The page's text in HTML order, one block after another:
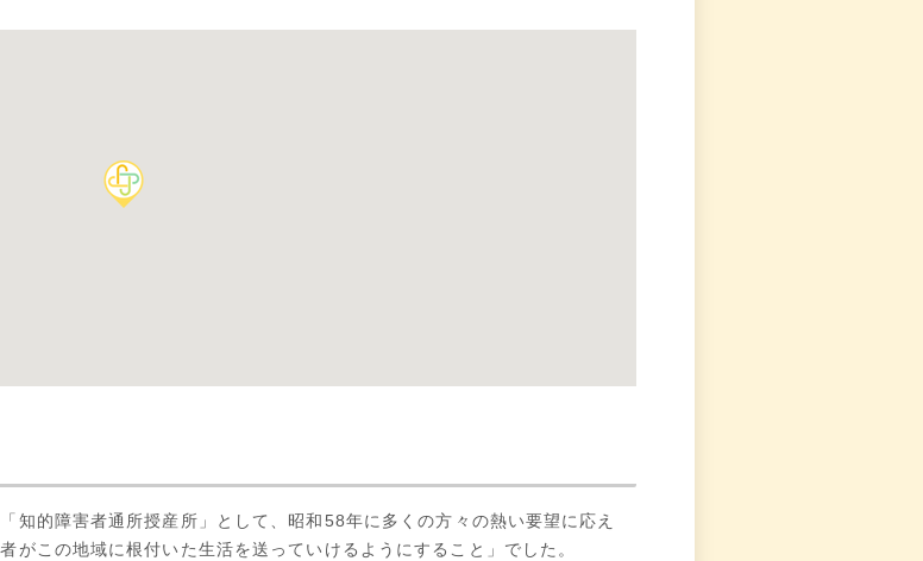
知的障害者通所授産所」として、昭和58年に多くの方々の熱い要望に応え
がこの地域に根付いた生活を送っていけるようにすること」でした。